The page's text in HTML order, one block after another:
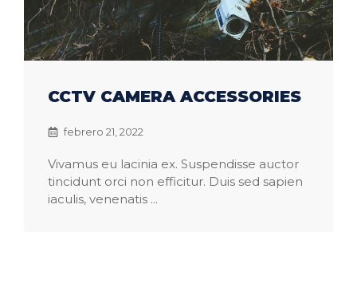
CCTV CAMERA ACCESSORIES
febrero 21, 2022
Vivamus eu lacinia ex. Suspendisse auctor
tincidunt orci non efficitur. Duis sed sapien
iaculis, venenatis ...